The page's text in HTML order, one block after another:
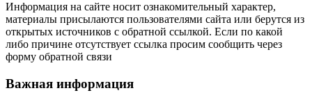
Информация на сайте носит ознакомительный характер,
материалы присылаются пользователями сайта или берутся из
открытых источников с обратной ссылкой. Если по какой
либо причине отсутствует ссылка просим сообщить через
форму обратной связи
Важная информация